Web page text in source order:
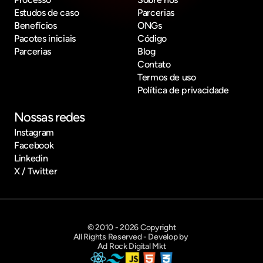
Estudos de caso
Benefícios
Pacotes iniciais
Parcerias
Parcerias
ONGs
Código
Blog
Contato
Termos de uso
Política de privacidade
Nossas redes
Instagram
Facebook
Linkedin
X / Twitter
© 2010 - 2026 Copyright
All Rights Reserved - Develop by
Ad Rock Digital Mkt